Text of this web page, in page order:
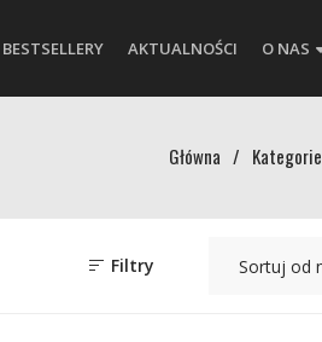
BESTSELLERY AKTUALNOŚCI O NAS
Główna / Kategorie
Filtry